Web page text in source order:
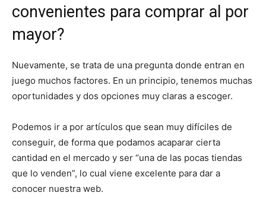
convenientes para comprar al por
mayor?
Nuevamente, se trata de una pregunta donde entran en
juego muchos factores. En un principio, tenemos muchas
oportunidades y dos opciones muy claras a escoger.
Podemos ir a por artículos que sean muy difíciles de
conseguir, de forma que podamos acaparar cierta
cantidad en el mercado y ser “una de las pocas tiendas
que lo venden”, lo cual viene excelente para dar a
conocer nuestra web.